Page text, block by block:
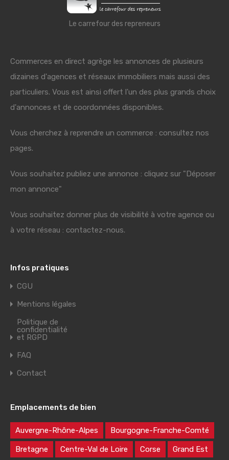
Le carrefour des repreneurs
Commerces en direct agrège les annonces de plusieurs
dizaines d'agences et réseaux immobiliers mais aussi des
particuliers. Vous est ainsi offert l'un des plus grands choix
d'annonces et de coordonnées disponibles.
Vous cherchez à reprendre un commerce : consultez nos
pages.
Vous souhaitez publiez une annonce : cliquez sur "Déposer
mon annonce"
Vous souhaitez donner plus de visibilité à votre agence ou
à votre réseau : contactez-nous.
Infos pratiques
CGU
Mentions légales
Politique de
confidentialité
et RGPD
FAQ
Contact
Emplacements de bien
Auvergne-Rhône-Alpes Bourgogne-Franche-Comté
Bretagne Centre-Val de Loire Corse Grand Est